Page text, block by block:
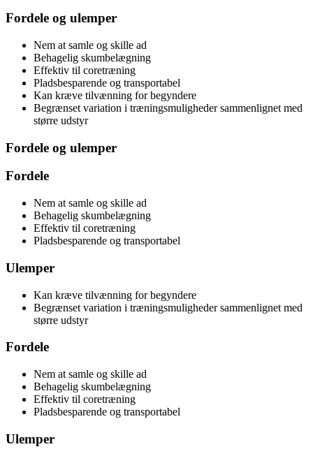
Fordele og ulemper
Nem at samle og skille ad
Behagelig skumbelægning
Effektiv til coretræning
Pladsbesparende og transportabel
Kan kræve tilvænning for begyndere
Begrænset variation i træningsmuligheder sammenlignet med
større udstyr
Fordele og ulemper
Fordele
Nem at samle og skille ad
Behagelig skumbelægning
Effektiv til coretræning
Pladsbesparende og transportabel
Ulemper
Kan kræve tilvænning for begyndere
Begrænset variation i træningsmuligheder sammenlignet med
større udstyr
Fordele
Nem at samle og skille ad
Behagelig skumbelægning
Effektiv til coretræning
Pladsbesparende og transportabel
Ulemper